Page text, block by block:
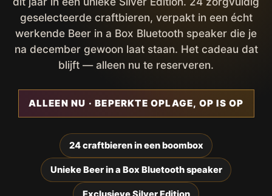
geselecteerde craftbieren, verpakt in een écht
werkende Beer in a Box Bluetooth speaker die je
na december gewoon laat staan. Het cadeau dat
blijft — alleen nu te reserveren.
ALLEEN NU · BEPERKTE OPLAGE, OP IS OP
24 craftbieren in een boombox
Unieke Beer in a Box Bluetooth speaker